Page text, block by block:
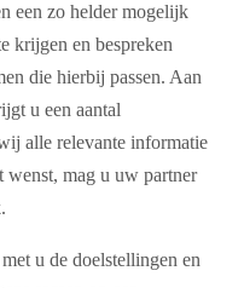
een zo helder mogelijk
krijgen en bespreken
die hierbij passen. Aan
u een aantal
alle relevante informatie
wenst, mag u uw partner
u de doelstellingen en